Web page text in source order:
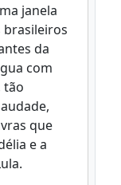
janela
brasileiros
da
com
tão
que
e a